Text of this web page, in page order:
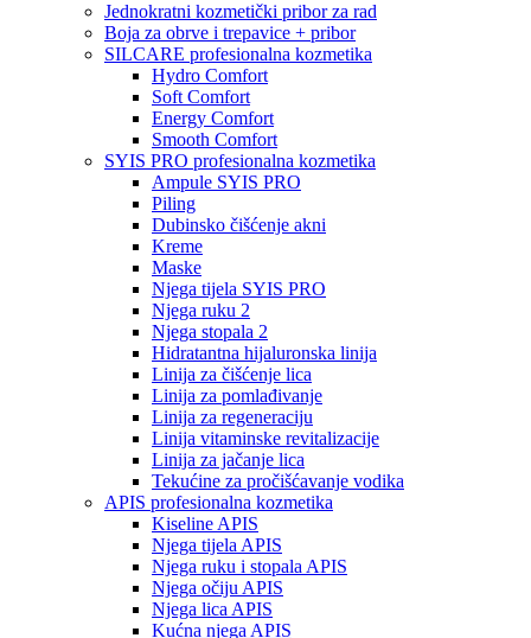
Jednokratni kozmetički pribor za rad
Boja za obrve i trepavice + pribor
SILCARE profesionalna kozmetika
Hydro Comfort
Soft Comfort
Energy Comfort
Smooth Comfort
SYIS PRO profesionalna kozmetika
Ampule SYIS PRO
Piling
Dubinsko čišćenje akni
Kreme
Maske
Njega tijela SYIS PRO
Njega ruku 2
Njega stopala 2
Hidratantna hijaluronska linija
Linija za čišćenje lica
Linija za pomlađivanje
Linija za regeneraciju
Linija vitaminske revitalizacije
Linija za jačanje lica
Tekućine za pročišćavanje vodika
APIS profesionalna kozmetika
Kiseline APIS
Njega tijela APIS
Njega ruku i stopala APIS
Njega očiju APIS
Njega lica APIS
Kućna njega APIS